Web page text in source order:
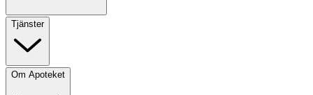
Tjänster
Om Apoteket